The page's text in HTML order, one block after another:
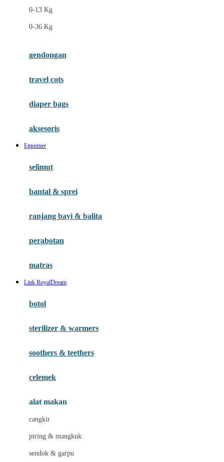
Felt So Sweet
Fisher Price
Gb
Habbie
Haenim
Hauck
Havaianas
Hybrid
I
Inlacta DHA
Ivenet
0-13 Kg
0-36 Kg
gendongan
travel cots
diaper bags
aksesoris
Epporner
selimut
bantal & sprei
ranjang bayi & balita
perabotan
matras
Link RoyalDream
botol
sterilizer & warmers
soothers & teethers
celemek
alat makan
cangkir
piring & mangkuk
sendok & garpu